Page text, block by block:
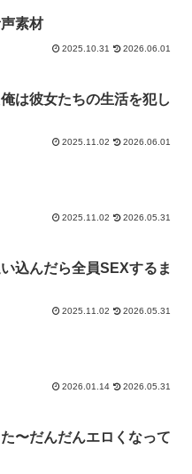
素材
2025.10.31 2026.06.01
は彼女たちの生活を犯し
2025.11.02 2026.06.01
2025.11.02 2026.05.31
込んだら全員SEXするま
2025.11.02 2026.05.31
2026.01.14 2026.05.31
〜だんだんエロくなって